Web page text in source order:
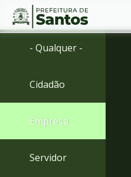
Ir
Ir
menu
Conteúdo
- Qualquer -
Cidadão
Empresa
Servidor